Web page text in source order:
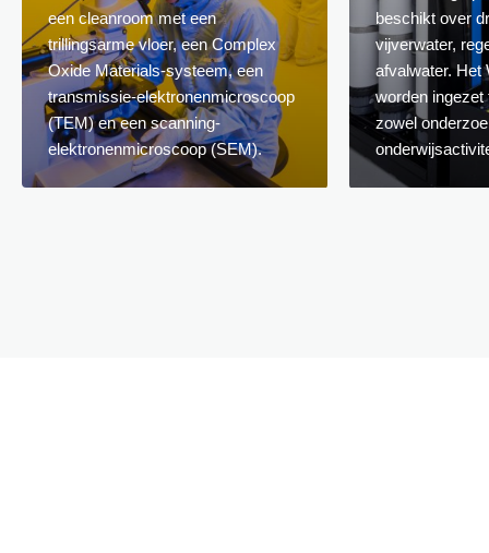
een cleanroom met een
trillingsarme vloer, een Complex
Oxide Materials-systeem, een
transmissie-elektronenmicroscoop
(TEM) en een scanning-
elektronenmicroscoop (SEM).
beschikt over
vijverwater,
afvalwater. Het
worden ingezet
zowel